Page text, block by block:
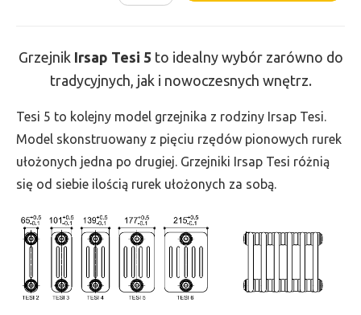
-
wys.
665,
szer.
900,
2105
Grzejnik Irsap Tesi 5 to idealny wybór zarówno do
tradycyjnych, jak i nowoczesnych wnętrz.
Tesi 5 to kolejny model grzejnika z rodziny Irsap Tesi.
Model skonstruowany z pięciu rzędów pionowych rurek
ułożonych jedna po drugiej. Grzejniki Irsap Tesi różnią
się od siebie ilością rurek ułożonych za sobą.